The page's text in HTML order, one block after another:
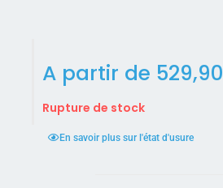
A partir de 529,90
Rupture de stock
En savoir plus sur l'état d'usure